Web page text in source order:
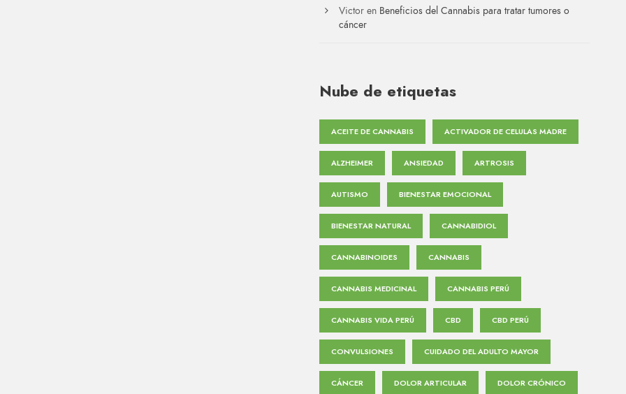
Victor en Beneficios del Cannabis para tratar tumores o
cáncer
Nube de etiquetas
ACEITE DE CANNABIS ACTIVADOR DE CELULAS MADRE
ALZHEIMER ANSIEDAD ARTROSIS
AUTISMO BIENESTAR EMOCIONAL
BIENESTAR NATURAL CANNABIDIOL
CANNABINOIDES CANNABIS
CANNABIS MEDICINAL CANNABIS PERÚ
CANNABIS VIDA PERÚ CBD CBD PERÚ
CONVULSIONES CUIDADO DEL ADULTO MAYOR
CÁNCER DOLOR ARTICULAR DOLOR CRÓNICO